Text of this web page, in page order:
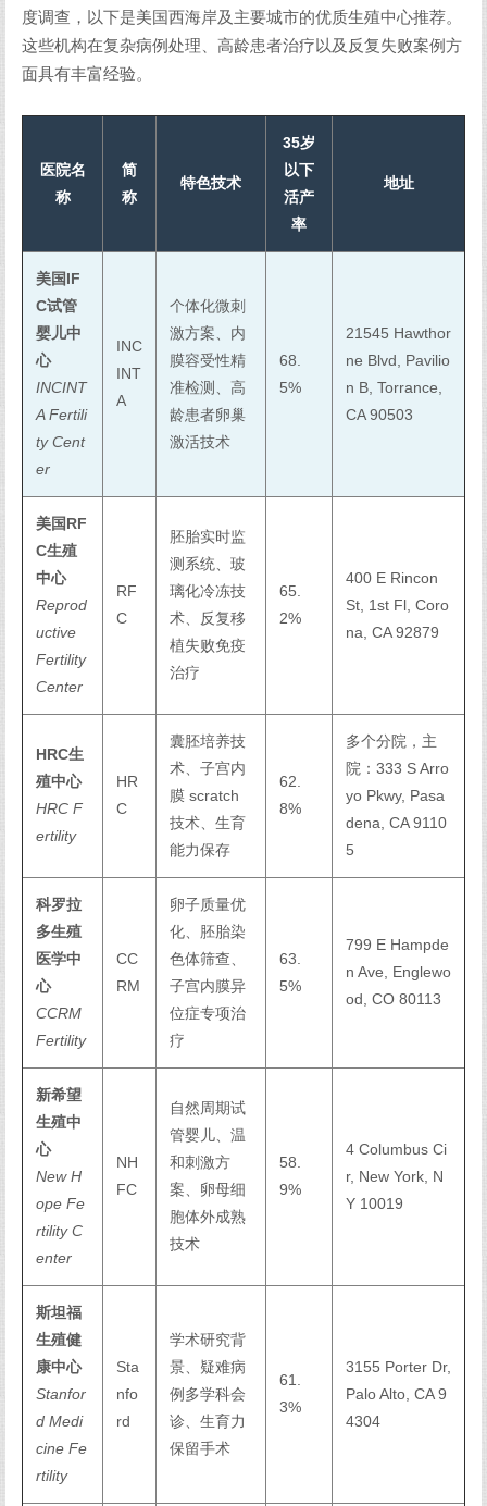
度调查，以下是美国西海岸及主要城市的优质生殖中心推荐。
这些机构在复杂病例处理、高龄患者治疗以及反复失败案例方
面具有丰富经验。
医院名
称
简
称
特色技术
35岁
以下
活产
率
地址
美国IF
C试管
婴儿中
心
INCINT
A Fertili
ty Cent
er
INC
INT
A
个体化微刺
激方案、内
膜容受性精
准检测、高
龄患者卵巢
激活技术
68.
5%
21545 Hawthor
ne Blvd, Pavilio
n B, Torrance,
CA 90503
美国RF
C生殖
中心
Reprod
uctive
Fertility
Center
RF
C
胚胎实时监
测系统、玻
璃化冷冻技
术、反复移
植失败免疫
治疗
65.
2%
400 E Rincon
St, 1st Fl, Coro
na, CA 92879
HRC生
殖中心
HRC F
ertility
HR
C
囊胚培养技
术、子宫内
膜 scratch
技术、生育
能力保存
62.
8%
多个分院，主
院：333 S Arro
yo Pkwy, Pasa
dena, CA 9110
5
科罗拉
多生殖
医学中
心
CCRM
Fertility
CC
RM
卵子质量优
化、胚胎染
色体筛查、
子宫内膜异
位症专项治
疗
63.
5%
799 E Hampde
n Ave, Englewo
od, CO 80113
新希望
生殖中
心
New H
ope Fe
rtility C
enter
NH
FC
自然周期试
管婴儿、温
和刺激方
案、卵母细
胞体外成熟
技术
58.
9%
4 Columbus Ci
r, New York, N
Y 10019
斯坦福
生殖健
康中心
Stanfor
d Medi
cine Fe
rtility
Sta
nfo
rd
学术研究背
景、疑难病
例多学科会
诊、生育力
保留手术
61.
3%
3155 Porter Dr,
Palo Alto, CA 9
4304